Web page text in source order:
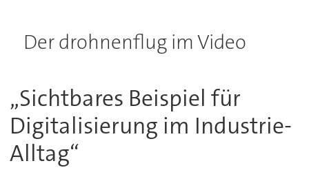
Der drohnenflug im Video
„Sichtbares Beispiel für
Digitalisierung im Industrie-
Alltag“